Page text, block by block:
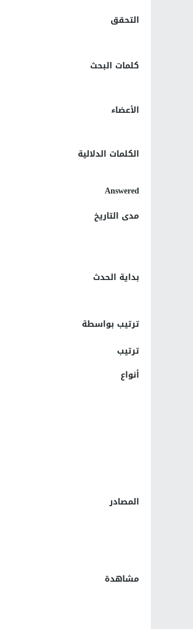
التحقق
كلمات البحث
الأعضاء
الكلمات الدلالية
Answered
مدى التاريخ
بداية الحدث
ترتيب بواسطة
ترتيب
أنواع
المصادر
مشاهدة